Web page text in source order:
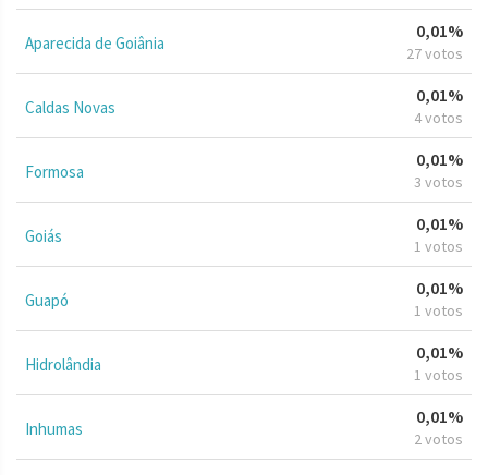
Aparecida de Goiânia
0,01%
27 votos
Caldas Novas
0,01%
4 votos
Formosa
0,01%
3 votos
Goiás
0,01%
1 votos
Guapó
0,01%
1 votos
Hidrolândia
0,01%
1 votos
Inhumas
0,01%
2 votos